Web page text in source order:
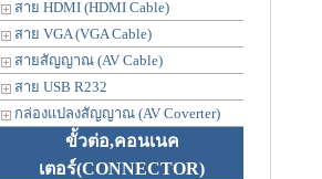
สาย HDMI (HDMI Cable)
สาย VGA (VGA Cable)
สายสัญญาณ (AV Cable)
สาย USB R232
กล่องแปลงสัญญาณ (AV Coverter)
ขั้วต่อ,คอนเนค
เตอร์(CONNECTOR)